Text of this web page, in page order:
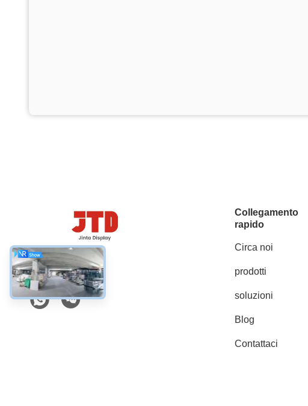
Social media
Collegamento
rapido
Circa noi
prodotti
soluzioni
Blog
Contattaci